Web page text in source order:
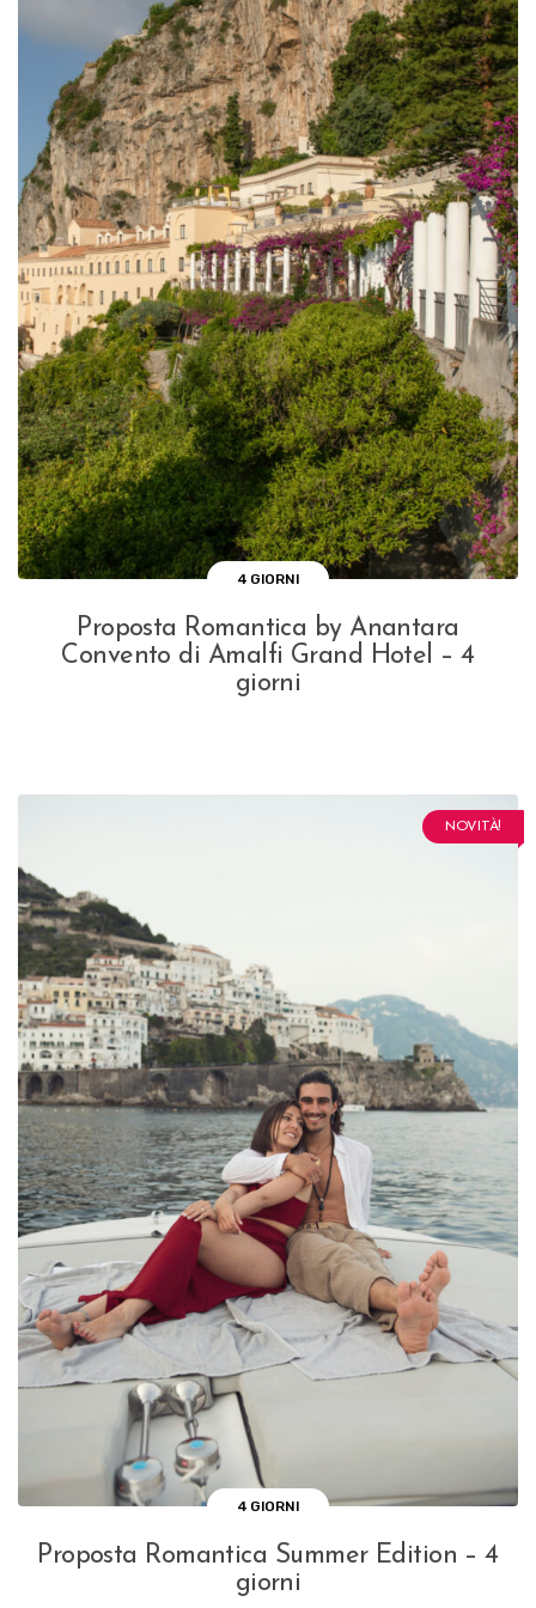
4 GIORNI
Proposta Romantica by Anantara
Convento di Amalfi Grand Hotel – 4
giorni
NOVITÀ!
4 GIORNI
Proposta Romantica Summer Edition – 4
giorni